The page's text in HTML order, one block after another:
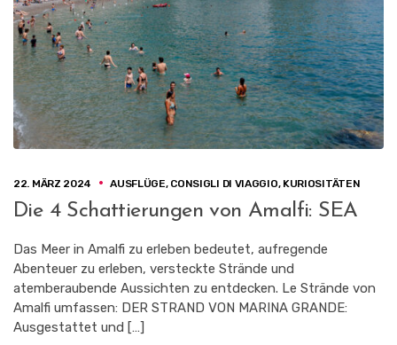
22. MÄRZ 2024 AUSFLÜGE, CONSIGLI DI VIAGGIO, KURIOSITÄTEN
Die 4 Schattierungen von Amalfi: SEA
Das Meer in Amalfi zu erleben bedeutet, aufregende
Abenteuer zu erleben, versteckte Strände und
atemberaubende Aussichten zu entdecken. Le Strände von
Amalfi umfassen: DER STRAND VON MARINA GRANDE:
Ausgestattet und […]